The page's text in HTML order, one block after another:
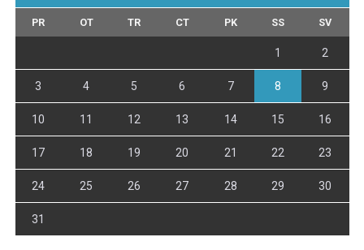
PR OT TR CT PK SS SV
1 2
3 4 5 6 7 8 9
10 11 12 13 14 15 16
17 18 19 20 21 22 23
24 25 26 27 28 29 30
31